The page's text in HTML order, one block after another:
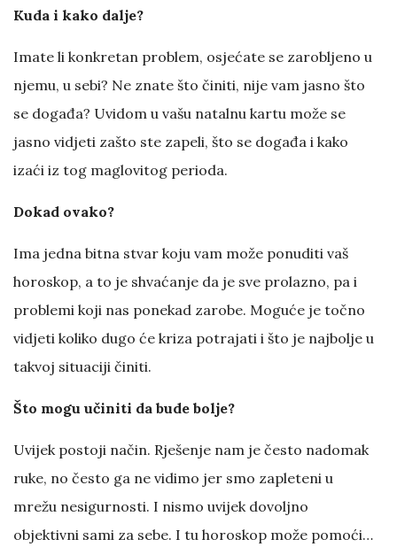
Kuda i kako dalje?
Imate li konkretan problem, osjećate se zarobljeno u
njemu, u sebi? Ne znate što činiti, nije vam jasno što
se događa? Uvidom u vašu natalnu kartu može se
jasno vidjeti zašto ste zapeli, što se događa i kako
izaći iz tog maglovitog perioda.
Dokad ovako?
Ima jedna bitna stvar koju vam može ponuditi vaš
horoskop, a to je shvaćanje da je sve prolazno, pa i
problemi koji nas ponekad zarobe. Moguće je točno
vidjeti koliko dugo će kriza potrajati i što je najbolje u
takvoj situaciji činiti.
Što mogu učiniti da bude bolje?
Uvijek postoji način. Rješenje nam je često nadomak
ruke, no često ga ne vidimo jer smo zapleteni u
mrežu nesigurnosti. I nismo uvijek dovoljno
objektivni sami za sebe. I tu horoskop može pomoći…